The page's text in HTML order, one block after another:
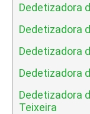
Dedetizadora
Dedetizadora
Dedetizadora
Dedetizadora
Dedetizadora
Teixeira